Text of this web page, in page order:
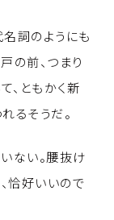
詞のようにも
の前、つまり
、ともかく新
るそうだ。
ない。腰抜け
恰好いいので